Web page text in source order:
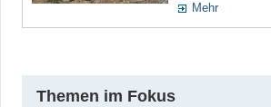
Mehr
Themen im Fokus